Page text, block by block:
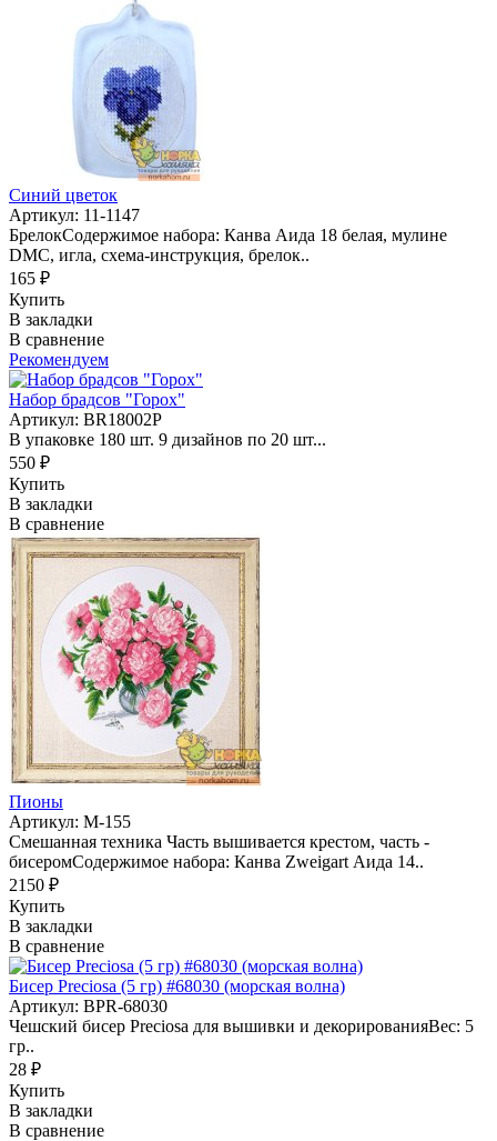
Синий цветок
Артикул: 11-1147
БрелокСодержимое набора: Канва Аида 18 белая, мулине
DMC, игла, схема-инструкция, брелок..
165 ₽
Купить
В закладки
В сравнение
Рекомендуем
Набор брадсов "Горох"
Артикул: BR18002P
В упаковке 180 шт. 9 дизайнов по 20 шт...
550 ₽
Купить
В закладки
В сравнение
Пионы
Артикул: М-155
Смешанная техника Часть вышивается крестом, часть -
бисеромСодержимое набора: Канва Zweigart Аида 14..
2150 ₽
Купить
В закладки
В сравнение
Бисер Preciosa (5 гр) #68030 (морская волна)
Артикул: BPR-68030
Чешский бисер Preciosa для вышивки и декорированияВес: 5
гр..
28 ₽
Купить
В закладки
В сравнение